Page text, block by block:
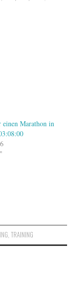
Marathon in
, TRAINING